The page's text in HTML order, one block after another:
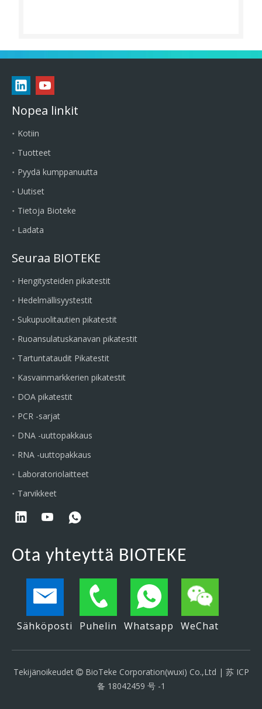
Nopea linkit
Kotiin
Tuotteet
Pyydä kumppanuutta
Uutiset
Tietoja Bioteke
Ladata
Seuraa BIOTEKE
Hengitysteiden pikatestit
Hedelmällisyystestit
Sukupuolitautien pikatestit
Ruoansulatuskanavan pikatestit
Tartuntataudit Pikatestit
Kasvainmarkkerien pikatestit
DOA pikatestit
PCR -sarjat
DNA -uuttopakkaus
RNA -uuttopakkaus
Laboratoriolaitteet
Tarvikkeet
Ota yhteyttä BIOTEKE
Sähköposti Puhelin Whatsapp WeChat
Tekijänoikeudet BioTeke Corporation(wuxi) Co.,Ltd | 苏 ICP
备 18042459 号 -1